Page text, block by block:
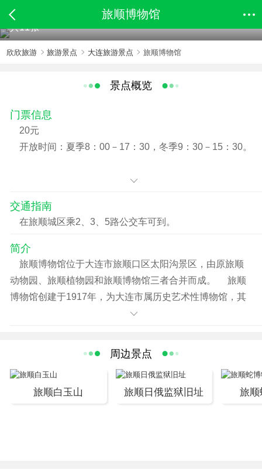
旅顺博物馆
共11张
欣欣旅游 旅游景点 大连旅游景点 旅顺博物馆
景点概览
门票信息
20元
开放时间：夏季8：00－17：30，冬季9：30－15：30。
交通指南
在旅顺城区乘2、3、5路公交车可到。
简介
旅顺博物馆位于大连市旅顺口区太阳沟景区，由原旅顺
动物园、旅顺植物园和旅顺博物馆三者合并而成。 旅顺
博物馆创建于1917年，为大连市属历史艺术性博物馆，其
前身是“关东都督府满蒙物产馆”。后曾多次更改馆名。1945
顺博物馆为全国近代优秀建筑，内有藏品近10万件，一级
和二级藏品数量可观，其中青铜器、新疆文物、书画、陶
瓷类精品颇多；尤其收有一批罕见的外国文物，其中印度
周边景点
旅顺白玉山 旅顺日俄监狱旧址 旅顺